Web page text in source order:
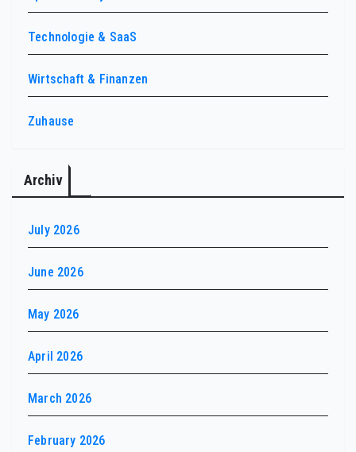
Technologie & SaaS
Wirtschaft & Finanzen
Zuhause
Archiv
July 2026
June 2026
May 2026
April 2026
March 2026
February 2026